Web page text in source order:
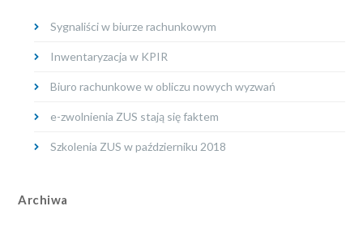
Sygnaliści w biurze rachunkowym
Inwentaryzacja w KPIR
Biuro rachunkowe w obliczu nowych wyzwań
e-zwolnienia ZUS stają się faktem
Szkolenia ZUS w październiku 2018
Archiwa